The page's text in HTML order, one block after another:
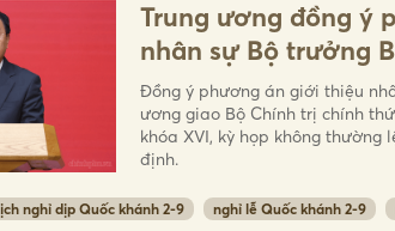
Trung ương đồng ý
nhân sự Bộ trưởng
Đồng ý phương án giới thiệu
ương giao Bộ Chính trị chính
khóa XVI, kỳ họp không
định.
nghỉ dịp Quốc khánh 2-9 nghỉ lễ Quốc khánh 2-9